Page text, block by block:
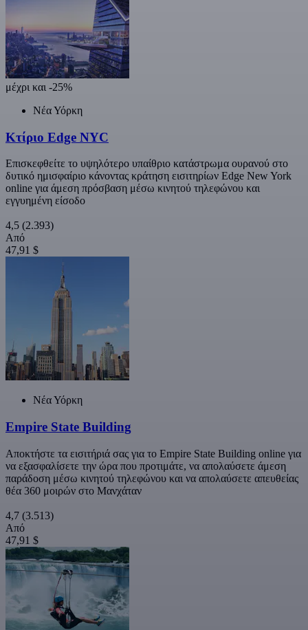
μέχρι και -25%
Νέα Υόρκη
Κτίριο Edge NYC
Επισκεφθείτε το υψηλότερο υπαίθριο κατάστρωμα ουρανού στο
δυτικό ημισφαίριο κάνοντας κράτηση εισιτηρίων Edge New York
online για άμεση πρόσβαση μέσω κινητού τηλεφώνου και
εγγυημένη είσοδο
4,5 (2.393)
Από
47,91 $
Νέα Υόρκη
Empire State Building
Αποκτήστε τα εισιτήριά σας για το Empire State Building online για
να εξασφαλίσετε την ώρα που προτιμάτε, να απολαύσετε άμεση
παράδοση μέσω κινητού τηλεφώνου και να απολαύσετε απευθείας
θέα 360 μοιρών στο Μανχάταν
4,7 (3.513)
Από
47,91 $